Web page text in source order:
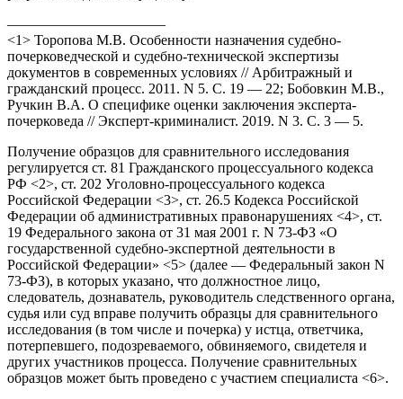
———————————
<1> Торопова М.В. Особенности назначения судебно-
почерковедческой и судебно-технической экспертизы
документов в современных условиях // Арбитражный и
гражданский процесс. 2011. N 5. С. 19 — 22; Бобовкин М.В.,
Ручкин В.А. О специфике оценки заключения эксперта-
почерковеда // Эксперт-криминалист. 2019. N 3. С. 3 — 5.
Получение образцов для сравнительного исследования
регулируется ст. 81 Гражданского процессуального кодекса
РФ <2>, ст. 202 Уголовно-процессуального кодекса
Российской Федерации <3>, ст. 26.5 Кодекса Российской
Федерации об административных правонарушениях <4>, ст.
19 Федерального закона от 31 мая 2001 г. N 73-ФЗ «О
государственной судебно-экспертной деятельности в
Российской Федерации» <5> (далее — Федеральный закон N
73-ФЗ), в которых указано, что должностное лицо,
следователь, дознаватель, руководитель следственного органа,
судья или суд вправе получить образцы для сравнительного
исследования (в том числе и почерка) у истца, ответчика,
потерпевшего, подозреваемого, обвиняемого, свидетеля и
других участников процесса. Получение сравнительных
образцов может быть проведено с участием специалиста <6>.